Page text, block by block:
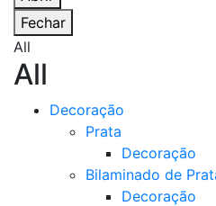
Fechar
All
All
Decoração
Prata
Decoração
Bilaminado de
Decoração